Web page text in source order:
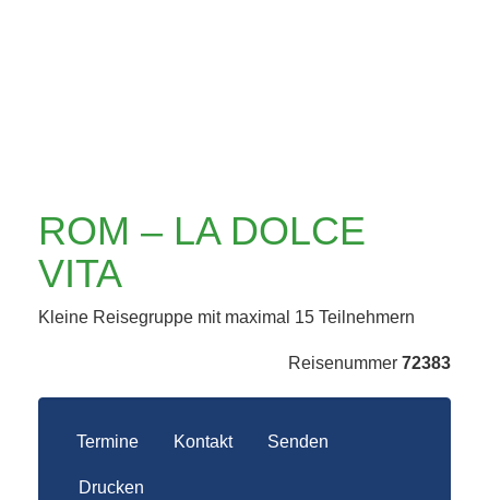
ROM – LA DOLCE
VITA
Kleine Reisegruppe mit maximal 15 Teilnehmern
Reisenummer 72383
Termine Kontakt Senden
Drucken